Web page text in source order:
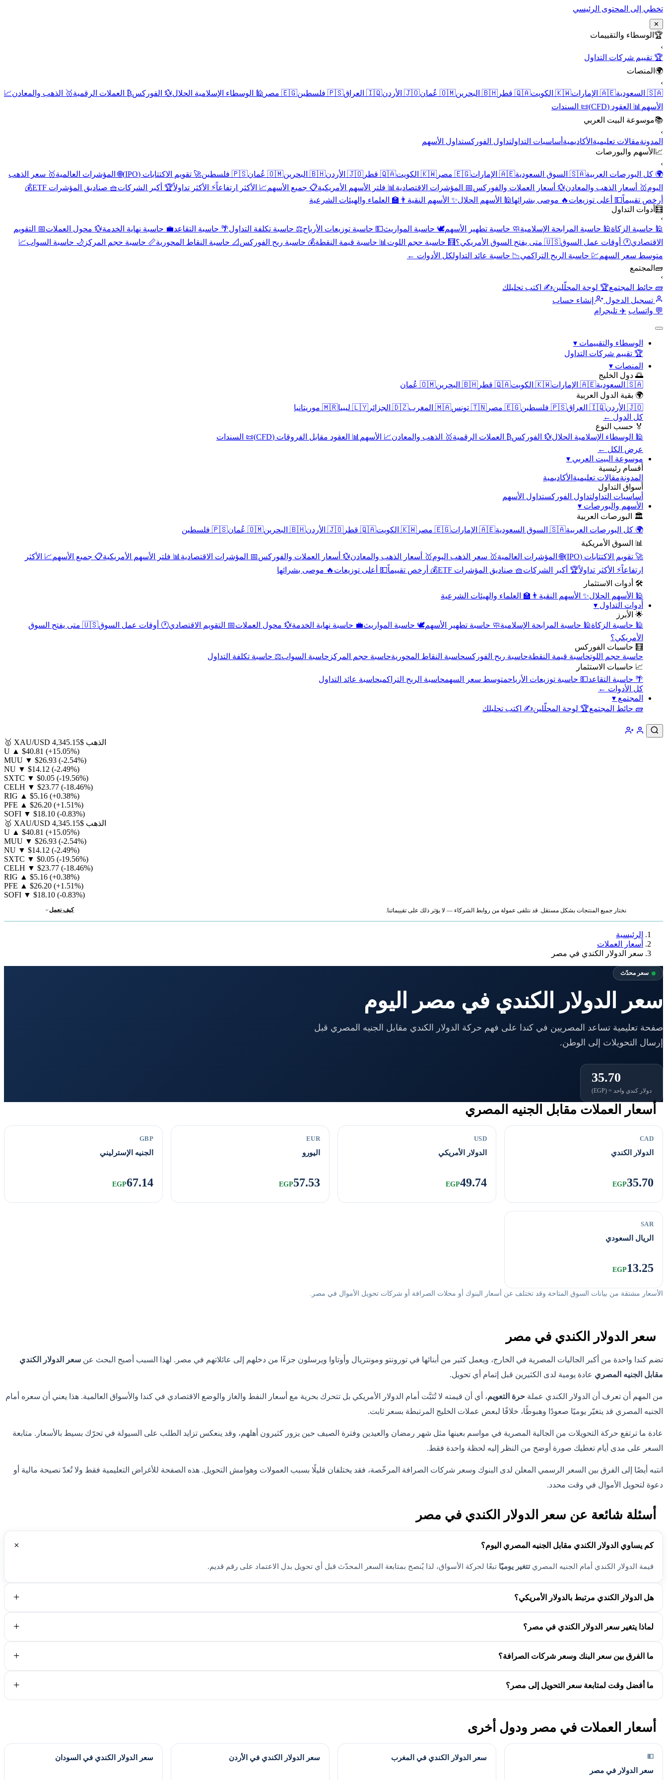
تخطي إلى المحتوى الرئيسي
✕
🏆 الوسطاء والتقييمات
›
🏆 تقييم شركات التداول
🌍 المنصات
›
🇸🇦 السعودية
🇦🇪 الإمارات 🇰🇼 الكويت 🇶🇦 قطر 🇧🇭 البحرين 🇴🇲 عُمان 🇯🇴 الأردن 🇮🇶 العراق 🇵🇸 فلسطين 🇪🇬 مصر 🕌 الوسطاء الإسلامية الحلال💱 الفوركس₿ العملات الرقمية🥇 الذهب والمعادن📈
الأسهم 📊 العقود (CFD)
📜 السندات
📚موسوعة البيت العربي
›
المدونةمقالات تعليمية الأكاديمية أساسيات التداولتداول الفوركستداول الأسهم
📈 الأسهم والبورصات
›
🌍 كل البورصات العربية🇸🇦 السوق السعودية 🇦🇪 الإمارات 🇪🇬 مصر 🇰🇼 الكويت 🇶🇦 قطر 🇯🇴 الأردن 🇧🇭 البحرين 🇴🇲 عُمان 🇵🇸 فلسطين 🚀 تقويم الاكتتابات (IPO) 🌐 المؤشرات العالمية🥇 سعر الذهب
اليوم🥇 أسعار الذهب والمعادن💱 أسعار العملات والفوركس📅 المؤشرات الاقتصادية 📊 فلتر الأسهم الأمريكية📋 جميع الأسهم📈 الأكثر ارتفاعاً⚡ الأكثر تداولاً🏆 أكبر الشركات🧺 صناديق المؤشرات ETF
💰
أرخص تقييماً💵 أعلى توزيعات 🔥 موصى بشرائها🕌 الأسهم الحلال✨ الأسهم النقية 👨‍🏫 العلماء والهيئات الشرعية
🧮 أدوات التداول
›
🕌 حاسبة الزكاة🕌 حاسبة المرابحة الإسلامية🧼 حاسبة تطهير الأسهم🕊️ حاسبة المواريث💵 حاسبة توزيعات الأرباح⚖️ حاسبة تكلفة التداول🌴 حاسبة التقاعد💼 حاسبة نهاية الخدمة💱 محول العملات📅 التقويم
الاقتصادي🕐 أوقات عمل السوق🇺🇸 متى يفتح السوق الأمريكي؟ 🧮 حاسبة حجم اللوت 📊 حاسبة قيمة النقطة💰 حاسبة ربح الفوركس 📐 حاسبة النقاط المحورية📏 حاسبة حجم المركز 🌙 حاسبة السواب📈
متوسط سعر السهم💹 حاسبة الربح التراكمي📉 حاسبة عائد التداولكل الأدوات ←
🧱 المجتمع
›
🧱 حائط المجتمع🏆 لوحة المحلّلين✍️ اكتب تحليلك
تسجيل الدخول
إنشاء حساب
💬 واتساب ✈️ تليجرام
الوسطاء والتقييمات ▾
🏆 تقييم شركات التداول
المنصات ▾
🌅 دول الخليج
🇸🇦 السعودية
🇦🇪 الإمارات 🇰🇼 الكويت 🇶🇦 قطر 🇧🇭 البحرين
🇴🇲 عُمان
🌍 بقية الدول العربية
🇯🇴 الأردن
🇮🇶 العراق 🇵🇸 فلسطين 🇪🇬 مصر 🇹🇳 تونس 🇲🇦 المغرب 🇩🇿 الجزائر 🇱🇾 ليبيا
🇲🇷 موريتانيا
كل الدول ←
🏅 حسب النوع
🕌 الوسطاء الإسلامية الحلال💱 الفوركس₿ العملات الرقمية🥇 الذهب والمعادن📈 الأسهم 📊 العقود مقابل الفروقات (CFD)
📜 السندات
عرض الكل ←
موسوعة البيت العربي ▾
أقسام رئيسية
المدونةمقالات تعليمية الأكاديمية
أسواق التداول
أساسيات التداولتداول الفوركستداول الأسهم
الأسهم والبورصات ▾
🏛️ البورصات العربية
🌍 كل البورصات العربية🇸🇦 السوق السعودية 🇦🇪 الإمارات 🇪🇬 مصر 🇰🇼 الكويت 🇶🇦 قطر 🇯🇴 الأردن 🇧🇭 البحرين 🇴🇲 عُمان
🇵🇸 فلسطين
📊 السوق الأمريكية
🚀 تقويم الاكتتابات (IPO)
🌐 المؤشرات العالمية🥇 سعر الذهب اليوم🥇 أسعار الذهب والمعادن💱 أسعار العملات والفوركس📅 المؤشرات الاقتصادية 📊 فلتر الأسهم الأمريكية📋 جميع الأسهم📈 الأكثر
ارتفاعاً⚡ الأكثر تداولاً🏆 أكبر الشركات🧺 صناديق المؤشرات ETF 💰 أرخص تقييماً💵 أعلى توزيعات 🔥 موصى بشرائها
🛠️ أدوات الاستثمار
🕌 الأسهم الحلال✨ الأسهم النقية 👨‍🏫 العلماء والهيئات الشرعية
أدوات التداول ▾
🌟 الأبرز
🕌 حاسبة الزكاة🕌 حاسبة المرابحة الإسلامية🧼 حاسبة تطهير الأسهم🕊️ حاسبة المواريث💼 حاسبة نهاية الخدمة💱 محول العملات📅 التقويم الاقتصادي🕐 أوقات عمل السوق
🇺🇸 متى يفتح السوق
الأمريكي؟
🧮 حاسبات الفوركس
حاسبة حجم اللوتحاسبة قيمة النقطةحاسبة ربح الفوركسحاسبة النقاط المحوريةحاسبة حجم المركز حاسبة السواب⚖️ حاسبة تكلفة التداول
📈 حاسبات الاستثمار
🌴 حاسبة التقاعد💵 حاسبة توزيعات الأرباحمتوسط سعر السهمحاسبة الربح التراكميحاسبة عائد التداول
كل الأدوات ←
المجتمع ▾
🧱 حائط المجتمع🏆 لوحة المحلّلين✍️ اكتب تحليلك
🥇 XAU/USD الذهب $4,345.15
U ▲ $40.81 (+15.05%)
MUU ▼ $26.93 (-2.54%)
NU ▼ $14.12 (-2.49%)
SXTC ▼ $0.05 (-19.56%)
CELH ▼ $23.77 (-18.46%)
RIG ▲ $5.16 (+0.38%)
PFE ▲ $26.20 (+1.51%)
SOFI ▼ $18.10 (-0.83%)
🥇 XAU/USD الذهب $4,345.15
U ▲ $40.81 (+15.05%)
MUU ▼ $26.93 (-2.54%)
NU ▼ $14.12 (-2.49%)
SXTC ▼ $0.05 (-19.56%)
CELH ▼ $23.77 (-18.46%)
RIG ▲ $5.16 (+0.38%)
PFE ▲ $26.20 (+1.51%)
SOFI ▼ $18.10 (-0.83%)
نختار جميع المنتجات بشكل مستقل. قد نتلقى عمولة من روابط الشركاء — لا يؤثر ذلك على تقييماتنا. كيف نعمل
الرئيسية
أسعار العملات
سعر الدولار الكندي في مصر
سعر محدّث
سعر الدولار الكندي في مصر اليوم
صفحة تعليمية تساعد المصريين في كندا على فهم حركة الدولار الكندي مقابل الجنيه المصري قبل
إرسال التحويلات إلى الوطن.
35.70
دولار كندي واحد = (EGP)
أسعار العملات مقابل الجنيه المصري
CAD
الدولار الكندي
35.70
EGP
USD
الدولار الأمريكي
49.74
EGP
EUR
اليورو
57.53
EGP
GBP
الجنيه الإسترليني
67.14
EGP
SAR
الريال السعودي
13.25
EGP
الأسعار مشتقة من بيانات السوق المتاحة وقد تختلف عن أسعار البنوك أو محلات الصرافة أو شركات تحويل الأموال في مصر.
سعر الدولار الكندي في مصر
تضم كندا واحدة من أكبر الجاليات المصرية في الخارج، ويعمل كثير من أبنائها في تورونتو ومونتريال وأوتاوا ويرسلون جزءًا من دخلهم إلى عائلاتهم في مصر. لهذا السبب أصبح البحث عن سعر الدولار الكندي
مقابل الجنيه المصري عادة يومية لدى الكثيرين قبل إتمام أي تحويل.
من المهم أن تعرف أن الدولار الكندي عملة حرة التعويم، أي أن قيمته لا تُثبَّت أمام الدولار الأمريكي بل تتحرك بحرية مع أسعار النفط والغاز والوضع الاقتصادي في كندا والأسواق العالمية. هذا يعني أن سعره أمام
الجنيه المصري قد يتغيّر يوميًا صعودًا وهبوطًا، خلافًا لبعض عملات الخليج المرتبطة بسعر ثابت.
عادة ما ترتفع حركة التحويلات من الجالية المصرية في مواسم بعينها مثل شهر رمضان والعيدين وفترة الصيف حين يزور كثيرون أهلهم، وقد ينعكس تزايد الطلب على السيولة في تحرّك بسيط بالأسعار. متابعة
السعر على مدى أيام تعطيك صورة أوضح من النظر إليه لحظة واحدة فقط.
انتبه أيضًا إلى الفرق بين السعر الرسمي المعلن لدى البنوك وسعر شركات الصرافة المرخّصة، فقد يختلفان قليلًا بسبب العمولات وهوامش التحويل. هذه الصفحة للأغراض التعليمية فقط ولا تُعدّ نصيحة مالية أو
دعوة لتحويل الأموال في وقت محدد.
أسئلة شائعة عن سعر الدولار الكندي في مصر
كم يساوي الدولار الكندي مقابل الجنيه المصري اليوم؟
قيمة الدولار الكندي أمام الجنيه المصريتتغير يوميًا تبعًا لحركة الأسواق، لذا يُنصح بمتابعة السعر المحدّث قبل أي تحويل بدل الاعتماد على رقم قديم.
هل الدولار الكندي مرتبط بالدولار الأمريكي؟
لماذا يتغير سعر الدولار الكندي في مصر؟
ما الفرق بين سعر البنك وسعر شركات الصرافة؟
ما أفضل وقت لمتابعة سعر التحويل إلى مصر؟
أسعار العملات في مصر ودول أخرى
💵
سعر الدولار في مصر
سعر الدولار الكندي في المغرب سعر الدولار الكندي في الأردن سعر الدولار الكندي في السودان